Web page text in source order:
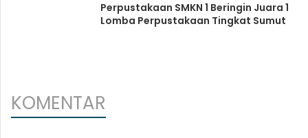
Perpustakaan SMKN 1 Beringin Juara 1
Lomba Perpustakaan Tingkat Sumut
KOMENTAR